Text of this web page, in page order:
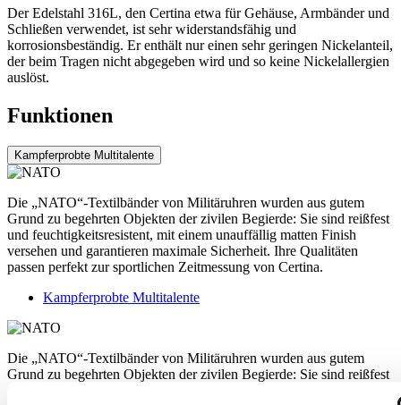
Der Edelstahl 316L, den Certina etwa für Gehäuse, Armbänder und
Schließen verwendet, ist sehr widerstandsfähig und
korrosionsbeständig. Er enthält nur einen sehr geringen Nickelanteil,
der beim Tragen nicht abgegeben wird und so keine Nickelallergien
auslöst.
Funktionen
Kampferprobte Multitalente
Die „NATO“-Textilbänder von Militäruhren wurden aus gutem
Grund zu begehrten Objekten der zivilen Begierde: Sie sind reißfest
und feuchtigkeitsresistent, mit einem unauffällig matten Finish
versehen und garantieren maximale Sicherheit. Ihre Qualitäten
passen perfekt zur sportlichen Zeitmessung von Certina.
Kampferprobte Multitalente
Die „NATO“-Textilbänder von Militäruhren wurden aus gutem
Grund zu begehrten Objekten der zivilen Begierde: Sie sind reißfest